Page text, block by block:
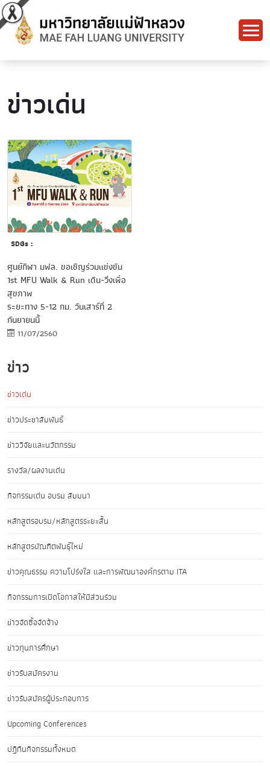
ข่าวเด่น
SDGs :
ศูนย์กีฬา มฟล. ขอเชิญร่วมแข่งขัน
1st MFU Walk & Run เดิน-วิ่งเพื่อ
สุขภาพ
ระยะทาง 5-12 กม. วันเสาร์ที่ 2
กันยายนนี้
11/07/2560
ข่าว
ข่าวเด่น
ข่าวประชาสัมพันธ์
ข่าววิจัยและนวัตกรรม
รางวัล/ผลงานเด่น
กิจกรรมเด่น อบรม สัมมนา
หลักสูตรอบรม/หลักสูตรระยะสั้น
หลักสูตรบัณฑิตพันธุ์ใหม่
ข่าวคุณธรรม ความโปร่งใส และการพัฒนาองค์กรตาม ITA
กิจกรรมการเปิดโอกาสให้มีส่วนร่วม
ข่าวจัดซื้อจัดจ้าง
ข่าวทุนการศึกษา
ข่าวรับสมัครงาน
ข่าวรับสมัครผู้ประกอบการ
Upcoming Conferences
ปฏิทินกิจกรรมทั้งหมด